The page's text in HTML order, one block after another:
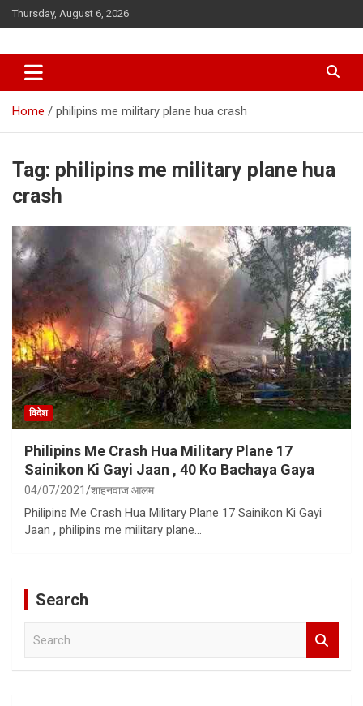
Skip
to
Thursday, August 6, 2026
Home philipins me military plane hua crash
Tag: philipins me military plane hua
crash
विदेश
Philipins Me Crash Hua Military Plane 17
Sainikon Ki Gayi Jaan , 40 Ko Bachaya Gaya
04/07/2021 शाहनवाज आलम
Philipins Me Crash Hua Military Plane 17 Sainikon Ki Gayi
Jaan , philipins me military plane…
Search